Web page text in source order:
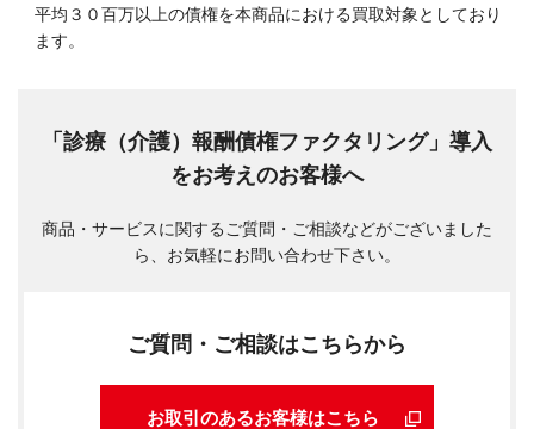
平均３０百万以上の債権を本商品における買取対象としており
ます。
「診療（介護）報酬債権ファクタリング」導入
をお考えのお客様へ
商品・サービスに関するご質問・ご相談などがございました
ら、お気軽にお問い合わせ下さい。
ご質問・ご相談はこちらから
お取引のあるお客様はこちら